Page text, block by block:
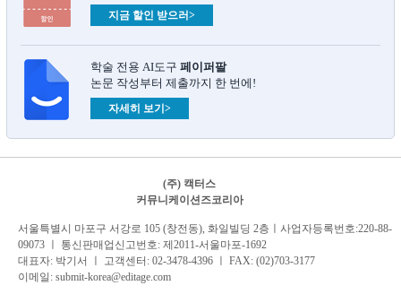
지금 할인 받으러>
학술 전용 AI도구 페이퍼팔
논문 작성부터 제출까지 한 번에!
자세히 보기>
(주) 캑터스
커뮤니케이션즈코리아
서 울특별시 마포구 서강로 105 (창전동), 화일빌딩 2층 ㅣ사업자등록번호:220-88-
09073 ㅣ 통신판매업신고번호: 제2011-서울마포-1692
대표자: 박기서 ㅣ 고객센터: 02-3478-4396 ㅣ FAX: (02)703-3177
이메일: submit-korea@editage.com